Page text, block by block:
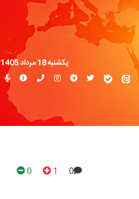
یکشنبه 18 مرداد 1405
0
1
0